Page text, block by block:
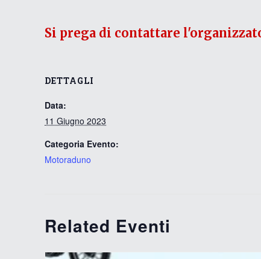
DETTAGLI
Data:
11 Giugno 2023
Categoria Evento:
Motoraduno
Related Eventi
Si prega di contattare